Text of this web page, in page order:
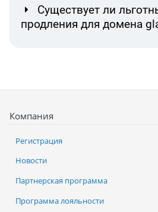
Существует ли
продления для домена
Компания
Регистрация
Новости
Партнерская программа
Программа лояльности